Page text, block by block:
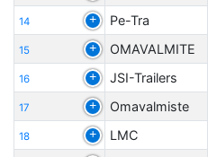
14 Pe-Tra
15 OMAVALMITE
16 JSI-Trailers
17 Omavalmiste
18 LMC